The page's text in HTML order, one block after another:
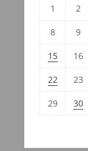
1 2
8 9
15 16
22 23
29 30